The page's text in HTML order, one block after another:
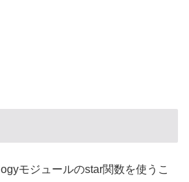
モジュールのstar関数を使うこ